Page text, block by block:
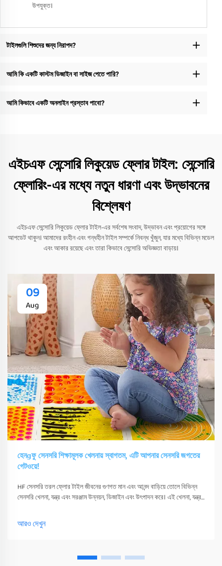
উপযুক্ত।
টাইলগুলি শিশুদের জন্য নিরাপদ?
আমি কি একটি কাস্টম ডিজাইন বা সাইজ পেতে পারি?
আমি কিভাবে একটি অনলাইন প্রস্তাব পাবো?
এইচএফ সেন্সোরি লিকুয়েড ফ্লোর টাইল: সেন্সোরি
ফ্লোরিং-এর মধ্যে নতুন ধারণা এবং উদ্ভাবনের
বিশ্লেষণ
এইচএফ সেন্সোরি লিকুয়েড ফ্লোর টাইল-এর সর্বশেষ সংবাদ, উদ্ভাবন এবং প্রয়োগের সঙ্গে
আপডেট থাকুন। আমাদের রংহীন এবং গন্ধহীন টাইল সম্পর্কে নিবন্ধ খুঁজুন, যার মধ্যে বিভিন্ন মডেল
এবং আকার রয়েছে এবং তারা কিভাবে সেন্সোরি অভিজ্ঞতা বাড়ায়।
09
Aug
হেনɡফু সেনসরি শিক্ষামূলক খেলনায় স্বাগতম, এটি আপনার সেনসরি জগতের
গেটওয়ে!
HF সেনসরি তরল ফ্লোর টাইল জীবনের গুণগত মান এবং আনন্দ বাড়িয়ে তোলে বিভিন্ন
সেনসরি খেলনা, যন্ত্র এবং সরঞ্জাম উন্নয়ন, ডিজাইন এবং উৎপাদন করে। এই খেলনা, যন্ত্র
আরও দেখুন